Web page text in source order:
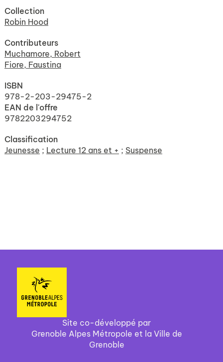
Collection
Robin Hood
Contributeurs
Muchamore, Robert
Fiore, Faustina
ISBN
978-2-203-29475-2
EAN de l'offre
9782203294752
Classification
Jeunesse ; Lecture 12 ans et + ; Suspense
Site co-développé par
Grenoble Alpes Métropole et la Ville de
Grenoble